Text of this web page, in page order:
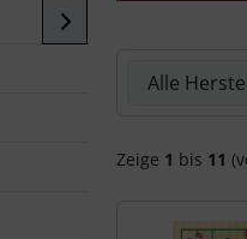
Zeige 1 bis 11